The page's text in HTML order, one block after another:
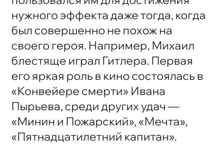
нужного эффекта даже тогда, когда
был совершенно не похож на
своего героя. Например, Михаил
блестяще играл Гитлера. Первая
его яркая роль в кино состоялась в
«Конвейере смерти» Ивана
Пырьева, среди других удач —
«Минин и Пожарский», «Мечта»,
«Пятнадцатилетний капитан».